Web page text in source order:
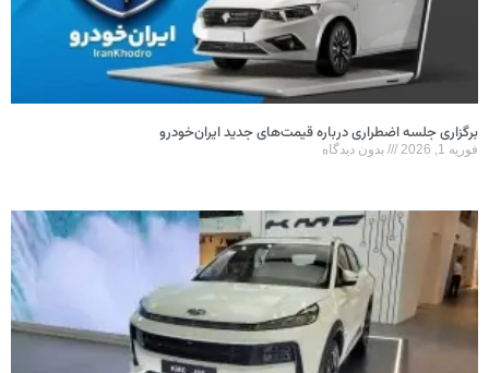
برگزاری جلسه اضطراری درباره قیمت‌های جدید ایران‌خودرو
فوریه 1, 2026 بدون دیدگاه